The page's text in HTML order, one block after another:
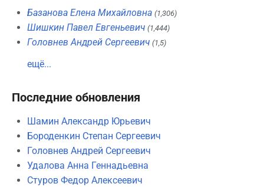
Базанова Елена Михайловна (1,306)
Шишкин Павел Евгеньевич (1,444)
Головнев Андрей Сергеевич (1,5)
ещё...
Последние обновления
Шамин Александр Юрьевич
Бороденкин Степан Сергеевич
Головнев Андрей Сергеевич
Удалова Анна Геннадьевна
Стуров Федор Алексеевич